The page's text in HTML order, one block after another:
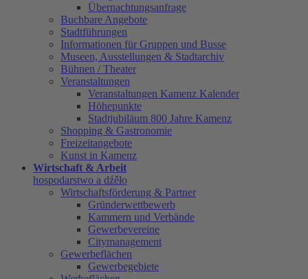
Übernachtungsanfrage
Buchbare Angebote
Stadtführungen
Informationen für Gruppen und Busse
Museen, Ausstellungen & Stadtarchiv
Bühnen / Theater
Veranstaltungen
Veranstaltungen Kamenz Kalender
Höhepunkte
Stadtjubiläum 800 Jahre Kamenz
Shopping & Gastronomie
Freizeitangebote
Kunst in Kamenz
Wirtschaft & Arbeit
hospodarstwo a dźěło
Wirtschaftsförderung & Partner
Gründerwettbewerb
Kammern und Verbände
Gewerbevereine
Citymanagement
Gewerbeflächen
Gewerbegebiete